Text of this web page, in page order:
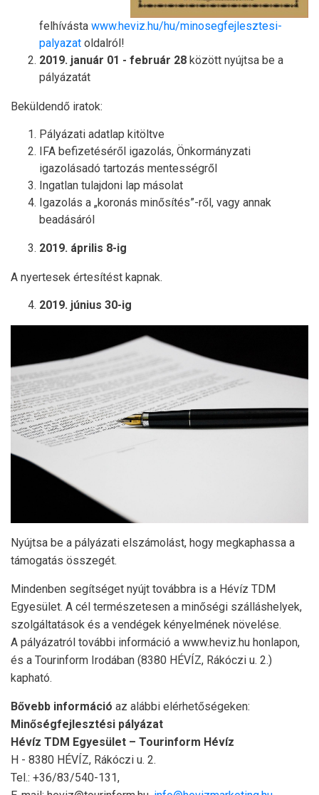
felhívásta www.heviz.hu/hu/minosegfejlesztesi-
palyazat oldalról!
2019. január 01 - február 28 között nyújtsa be a
pályázatát
Beküldendő iratok:
Pályázati adatlap kitöltve
IFA befizetéséről igazolás, Önkormányzati
igazolásadó tartozás mentességről
Ingatlan tulajdoni lap másolat
Igazolás a „koronás minősítés”-ről, vagy annak
beadásáról
2019. április 8-ig
A nyertesek értesítést kapnak.
2019. június 30-ig
Nyújtsa be a pályázati elszámolást, hogy megkaphassa a
támogatás összegét.
Mindenben segítséget nyújt továbbra is a Hévíz TDM
Egyesület. A cél természetesen a minőségi szálláshelyek,
szolgáltatások és a vendégek kényelmének növelése.
A pályázatról további információ a www.heviz.hu honlapon,
és a Tourinform Irodában (8380 HÉVÍZ, Rákóczi u. 2.)
kapható.
Bővebb információ az alábbi elérhetőségeken:
Minőségfejlesztési pályázat
Hévíz TDM Egyesület – Tourinform Hévíz
H - 8380 HÉVÍZ, Rákóczi u. 2.
Tel.: +36/83/540-131,